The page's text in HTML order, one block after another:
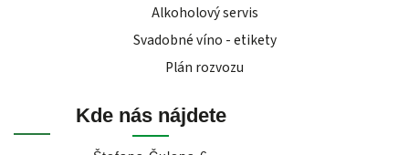
Alkoholový servis
Svadobné víno - etikety
Plán rozvozu
Kde nás nájdete